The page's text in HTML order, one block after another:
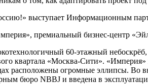
выступает Информационным
премиальный бизнес-центр
60-этажный
квартала «Москва-Сити».
расположены огромные эллипсы.
бюро NBBJ и введена в